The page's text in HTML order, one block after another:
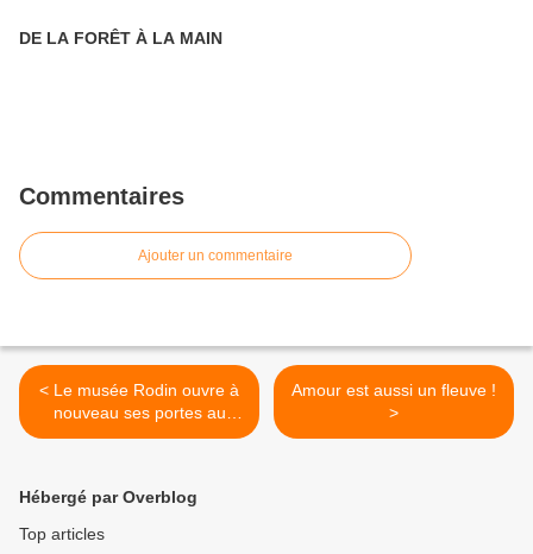
DE LA FORÊT À LA MAIN
Commentaires
Ajouter un commentaire
< Le musée Rodin ouvre à
nouveau ses portes au
public
Amour est aussi un fleuve !
>
Hébergé par Overblog
Top articles